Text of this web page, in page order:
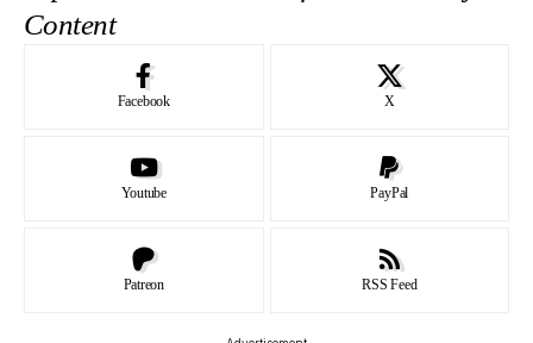
Content
Facebook X
Youtube PayPal
Patreon RSS Feed